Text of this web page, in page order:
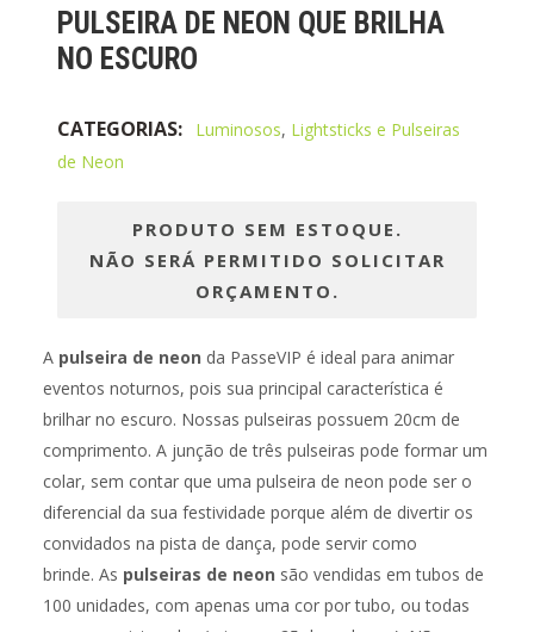
PULSEIRA DE NEON QUE BRILHA
NO ESCURO
CATEGORIAS: Luminosos, Lightsticks e Pulseiras
de Neon
PRODUTO SEM ESTOQUE.
NÃO SERÁ PERMITIDO SOLICITAR
ORÇAMENTO.
A pulseira de neon da PasseVIP é ideal para animar
eventos noturnos, pois sua principal característica é
brilhar no escuro. Nossas pulseiras possuem 20cm de
comprimento. A junção de três pulseiras pode formar um
colar, sem contar que uma pulseira de neon pode ser o
diferencial da sua festividade porque além de divertir os
convidados na pista de dança, pode servir como
brinde. As pulseiras de neon são vendidas em tubos de
100 unidades, com apenas uma cor por tubo, ou todas